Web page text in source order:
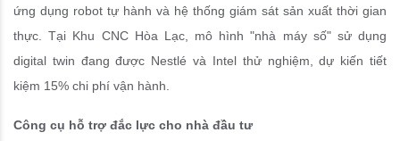
ứng dụng robot tự hành và hệ thống giám sát sản xuất thời gian
thực. Tại Khu CNC Hòa Lạc, mô hình "nhà máy số" sử dụng
digital twin đang được Nestlé và Intel thử nghiệm, dự kiến tiết
kiệm 15% chi phí vận hành.
Công cụ hỗ trợ đắc lực cho nhà đầu tư